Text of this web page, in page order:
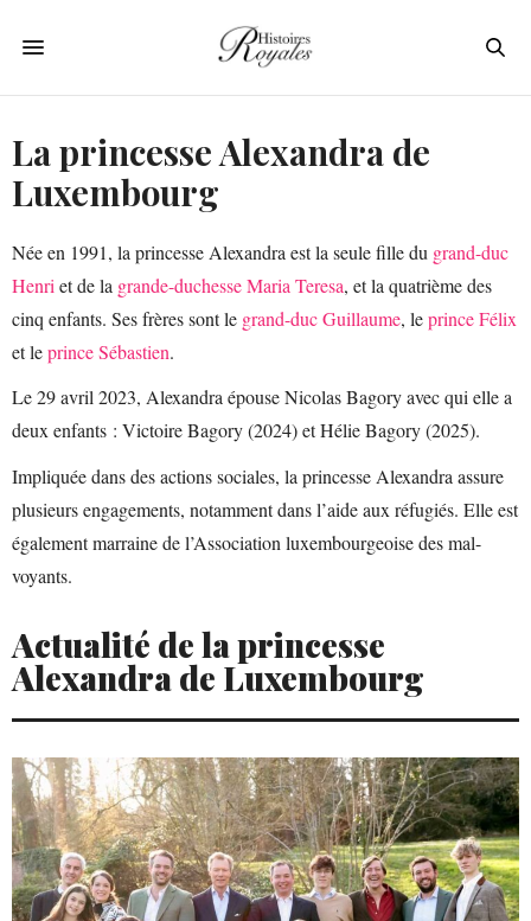
La princesse Alexandra de
Luxembourg
Née en 1991, la princesse Alexandra est la seule fille du grand-duc
Henri et de la grande-duchesse Maria Teresa, et la quatrième des
cinq enfants. Ses frères sont le grand-duc Guillaume, leprince Félix
et leprince Sébastien.
Le 29 avril 2023, Alexandra épouse Nicolas Bagory avec qui elle a
deux enfants : Victoire Bagory (2024) et Hélie Bagory (2025).
Impliquée dans des actions sociales, la princesse Alexandra assure
plusieurs engagements, notamment dans l’aide aux réfugiés. Elle est
également marraine de l’Association luxembourgeoise des mal-
voyants.
Actualité de la princesse
Alexandra de Luxembourg